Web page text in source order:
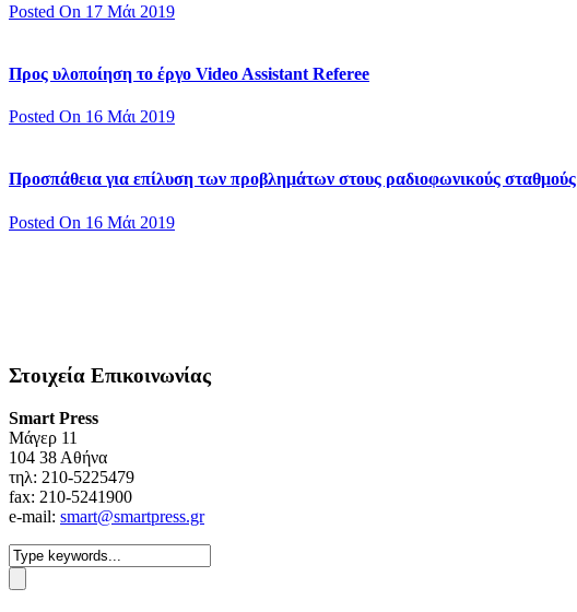
Posted On 17 Μάι 2019
Προς υλοποίηση το έργο Video Assistant Referee
Posted On 16 Μάι 2019
Προσπάθεια για επίλυση των προβλημάτων στους ραδιοφωνικούς σταθμούς
Posted On 16 Μάι 2019
Στοιχεία Επικοινωνίας
Smart Press
Mάγερ 11
104 38 Αθήνα
τηλ: 210-5225479
fax: 210-5241900
e-mail: smart@smartpress.gr